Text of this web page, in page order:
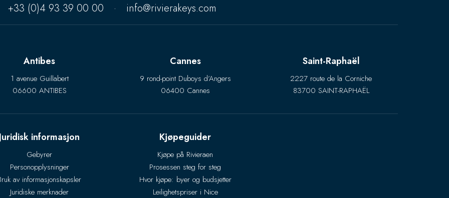
+33 (0)4 93 39 00 00 · info@rivierakeys.com
Antibes
1 avenue Guillabert
06600 ANTIBES
Cannes
9 rond-point Duboys d’Angers
06400 Cannes
Saint-Raphaël
2227 route de la Corniche
83700 SAINT-RAPHAËL
Juridisk informasjon
Gebyrer
Personopplysninger
av informasjonskapsler
Juridiske merknader
Kjøpeguider
Kjøpe på Rivieraen
Prosessen steg for steg
Hvor kjøpe: byer og budsjetter
Leilighetspriser i Nice